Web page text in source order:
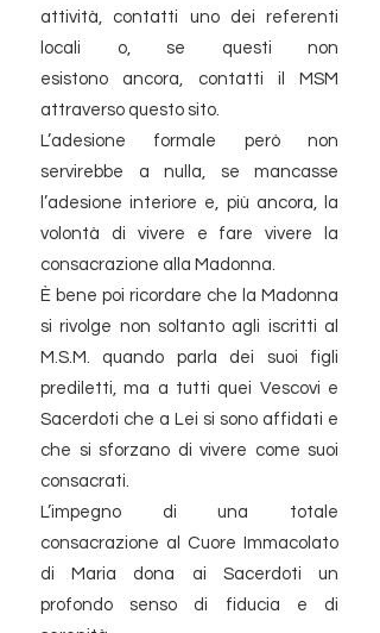
attività, contatti uno dei referenti
locali o, se questi non
esistono ancora, contatti il MSM
attraverso questo sito.
L’adesione formale però non
servirebbe a nulla, se mancasse
l’adesione interiore e, più ancora, la
volontà di vivere e fare vivere la
consacrazione alla Madonna.
È bene poi ricordare che la Madonna
si rivolge non soltanto agli iscritti al
M.S.M. quando parla dei suoi figli
prediletti, ma a tutti quei Vescovi e
Sacerdoti che a Lei si sono affidati e
che si sforzano di vivere come suoi
consacrati.
L’impegno di una totale
consacrazione al Cuore Immacolato
di Maria dona ai Sacerdoti un
profondo senso di fiducia e di